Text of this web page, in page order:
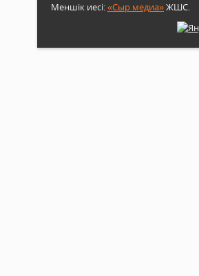
Меншік иесі:«Сыр медиа»ЖШС.